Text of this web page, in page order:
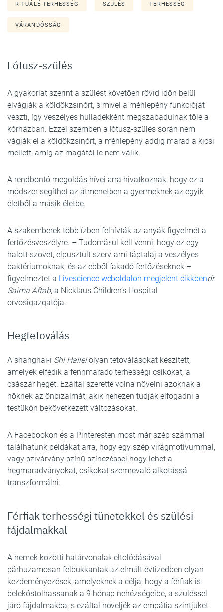
RITUÁLÉ TERHESSÉG SZÜLÉS TERHESSÉG
VÁRANDÓSSÁG
Lótusz-szülés
A gyakorlat szerint a szülést követően rövid időn belül
elvágják a köldökzsinórt, s mivel a méhlepény funkcióját
veszti, így veszélyes hulladékként megszabadulnak tőle a
kórházban. Ezzel szemben a lótusz-szülés során nem
vágják el a köldökzsinórt, a méhlepény addig marad a kicsi
mellett, amíg az magától le nem válik.
A rendbontó megoldás hívei arra hivatkoznak, hogy ez a
módszer segíthet az átmenetben a gyermeknek az egyik
életből a másik életbe.
A szakemberek több ízben felhívták az anyák figyelmét a
fertőzésveszélyre. – Tudomásul kell venni, hogy ez egy
halott szövet, elpusztult szerv, ami táptalaj a veszélyes
baktériumoknak, és az ebből fakadó fertőzéseknek –
figyelmeztet a Livescience weboldalon megjelent cikkbendr.
Saima Aftab, a Nicklaus Children’s Hospital
orvosigazgatója.
Hegtetoválás
A shanghai-i Shi Haileiolyan tetoválásokat készített,
amelyek elfedik a fennmaradó terhességi csíkokat, a
császár hegét. Ezáltal szerette volna növelni azoknak a
nőknek az önbizalmát, akik nehezen tudják elfogadni a
testükön bekövetkezett változásokat.
A Facebookon és a Pinteresten most már szép számmal
találhatunk példákat arra, hogy egy szép virágmotívummal,
vagy szivárvány színű színezéssel hogy lehet a
hegmaradványokat, csíkokat szemrevaló alkotássá
transzformálni.
Férfiak terhességi tünetekkel és szülési
fájdalmakkal
A nemek közötti határvonalak eltolódásával
párhuzamosan felbukkantak az elmúlt évtizedben olyan
kezdeményezések, amelyeknek a célja, hogy a férfiak is
belekóstolhassanak a 9 hónap nehézségeibe, a szüléssel
járó fájdalmakba, s ezáltal növeljék az empátia szintjüket.